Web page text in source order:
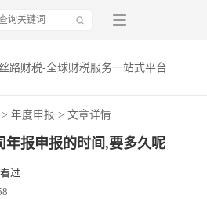
丝路财税-全球财税服务一站式平台
> 年度申报 > 文章详情
年报申报的时间,要多久呢
过